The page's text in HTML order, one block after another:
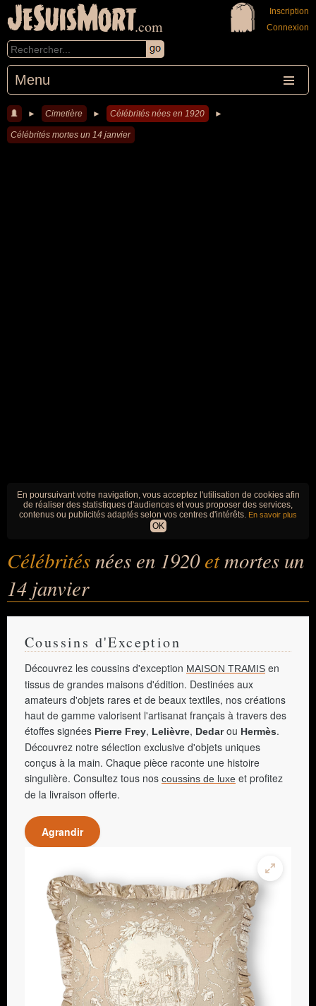
JeSuisMort.com
Menu
Inscription
Connexion
► Cimetière ► Célébrités nées en 1920 ►
Célébrités mortes un 14 janvier
En poursuivant votre navigation, vous acceptez l'utilisation de cookies afin
de réaliser des statistiques d'audiences et vous proposer des services,
contenus ou publicités adaptés selon vos centres d'intérêts. En savoir plus
OK
Célébritésnées en 1920etmortes un
14 janvier
Coussins d'Exception
Découvrez les coussins d'exception MAISON TRAMIS en
tissus de grandes maisons d'édition. Destinées aux
amateurs d'objets rares et de beaux textiles, nos créations
haut de gamme valorisent l'artisanat français à travers des
étoffes signées Pierre Frey, Lelièvre, Dedarou Hermès.
Découvrez notre sélection exclusive d'objets uniques
conçus à la main. Chaque pièce raconte une histoire
singulière. Consultez tous nos coussins de luxe et profitez
de la livraison offerte.
Agrandir